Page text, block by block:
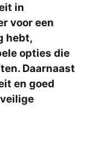
in
voor een
hebt,
opties die
Daarnaast
en goed